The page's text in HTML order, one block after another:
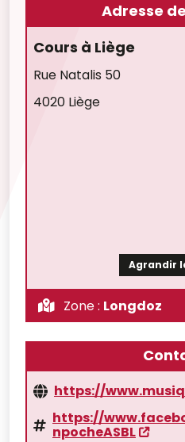
Adresse
Cours à Liège
Rue Natalis 50
4020 Liège
Agrandir
Zone : Longdoz
https://
https://
npocheASBL